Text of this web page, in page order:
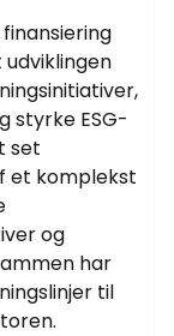
styrke ESG-
set
et komplekst
og
har
til